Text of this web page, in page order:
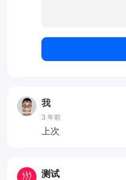
我
3 年前
上次
测试